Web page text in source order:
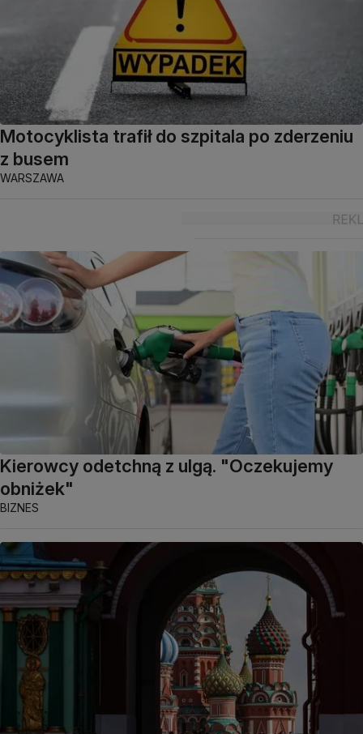
Motocyklista trafił do szpitala po zderzeniu
z busem
WARSZAWA
Kierowcy odetchną z ulgą. "Oczekujemy
obniżek"
BIZNES